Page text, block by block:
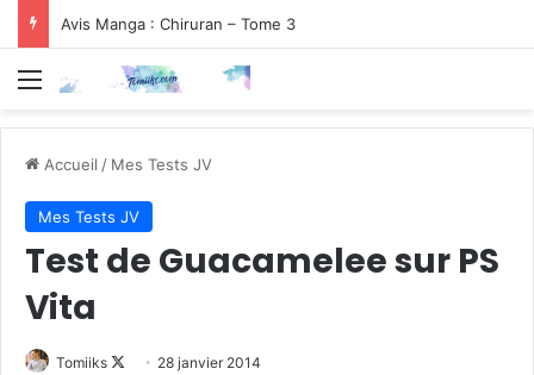
Avis Manga : Chiruran – Tome 3
Menu
Accueil / Mes Tests JV
Mes Tests JV
Test de Guacamelee sur PS
Vita
Tomiiks
Follow28 janvier 2014